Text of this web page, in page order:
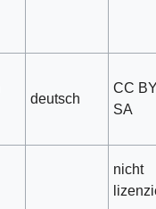
deutsch
CC
SA
nicht